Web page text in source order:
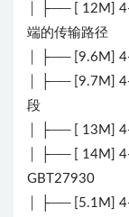
│ ├── [ 12M]
端的传输路径
│ ├── [9.6M]
│ ├── [9.7M] 4-
段
│ ├── [ 13M]
│ ├── [ 14M]
GBT27930
│ ├── [5.1M]